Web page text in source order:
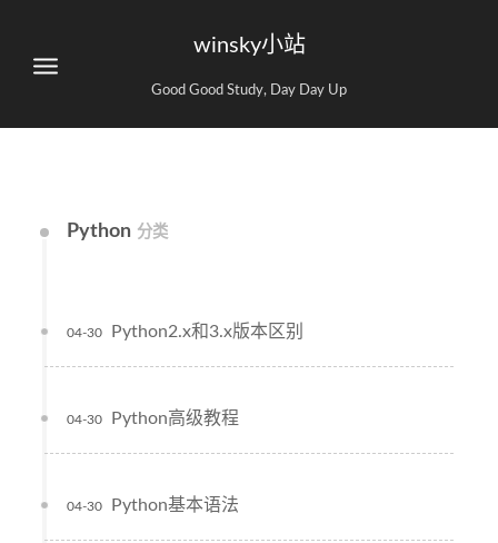
winsky小站
Good Good Study, Day Day Up
Python 分类
Python2.x和3.x版本区别
04-30
Python高级教程
04-30
Python基本语法
04-30